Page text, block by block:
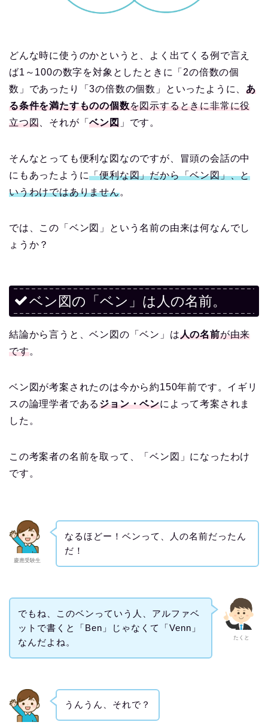
どんな時に使うのかというと、よく出てくる例で言え
ば1～100の数字を対象としたときに「2の倍数の個
数」であったり「3の倍数の個数」といったように、あ
る条件を満たすものの個数を図示するときに非常に役
立つ図 、それが「ベン図」です。
そんなとっても便利な図なのですが、冒頭の会話の中
にもあったように「便利な図」だから「ベン図」、と
いうわけではありません。
では、この「ベン図」という名前の由来は何なんでし
ょうか？
ベン図の「ベン」は人の名前。
結論から言うと、ベン図の「ベン」は人の名前が由来
です。
ベン図が考案されたのは今から約150年前です。イギリ
スの論理学者であるジョン・ベンによって考案されま
した。
この考案者の名前を取って、「ベン図」になったわけ
です。
慶應受験生
なるほどー！ベンって、人の名前だったん
だ！
たくと
でもね、このベンっていう人、アルファベ
ットで書くと「Ben」じゃなくて「Venn」
なんだよね。
うんうん、それで？